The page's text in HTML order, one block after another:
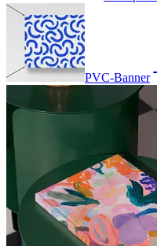
PVC-Banner